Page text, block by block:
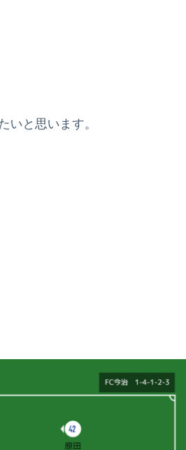
いと思います。